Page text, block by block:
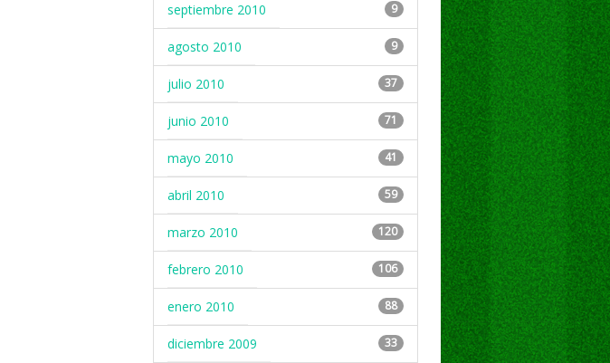
septiembre 2010 9
agosto 2010 9
julio 2010 37
junio 2010 71
mayo 2010 41
abril 2010 59
marzo 2010 120
febrero 2010 106
enero 2010 88
diciembre 2009 33